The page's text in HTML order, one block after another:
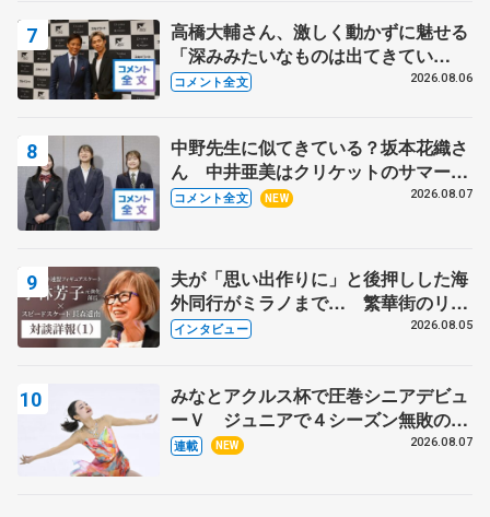
高橋大輔さん、激しく動かずに魅せる
「深みみたいなものは出てきてい
る？」 〝兄さん〟と慕うレジェンド
コメント全文 2026.08.06
中野先生に似てきている？坂本花織さ
ん 中井亜美はクリケットのサマーキ
ャンプに 島田麻央はたくさん試合に
コメント全文 NEW 2026.08.07
夫が「思い出作りに」と後押しした海
外同行がミラノまで… 繁華街のリン
クでは不良のお兄さんも味方に 小林
インタビュー 2026.08.05
みなとアクルス杯で圧巻シニアデビュ
ーＶ ジュニアで４シーズン無敗の島
田麻央
連載 NEW 2026.08.07